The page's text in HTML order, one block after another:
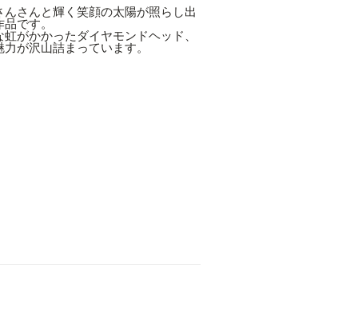
さんと輝く笑顔の太陽が照らし出
です。
がかかったダイヤモンドヘッド、
が沢山詰まっています。